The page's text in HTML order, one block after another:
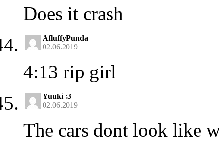
Does it crash
AfluffyPunda
02.06.2019
4:13 rip girl
Yuuki :3
02.06.2019
The cars dont look like